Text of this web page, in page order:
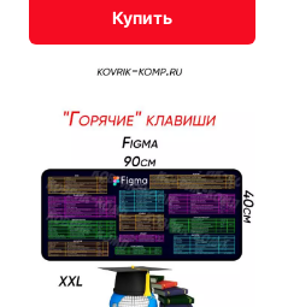
Купить